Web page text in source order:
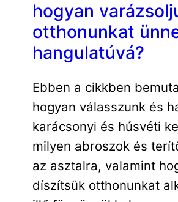
hogyan
otthonunkat
hangulatúvá?
Ebben a cikkben
hogyan válasszunk és
karácsonyi és húsvéti
milyen abroszok és
az asztalra, valamint
díszítsük otthonunkat